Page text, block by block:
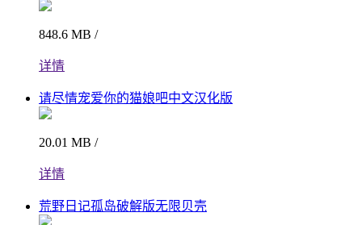
848.6 MB /
详情
请尽情宠爱你的猫娘吧中文汉化版
20.01 MB /
详情
荒野日记孤岛破解版无限贝壳